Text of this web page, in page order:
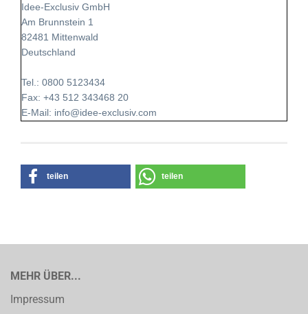
Idee-Exclusiv GmbH
Am Brunnstein 1
82481 Mittenwald
Deutschland
Tel.: 0800 5123434
Fax: +43 512 343468 20
E-Mail: info@idee-exclusiv.com
teilen teilen
MEHR ÜBER...
Impressum